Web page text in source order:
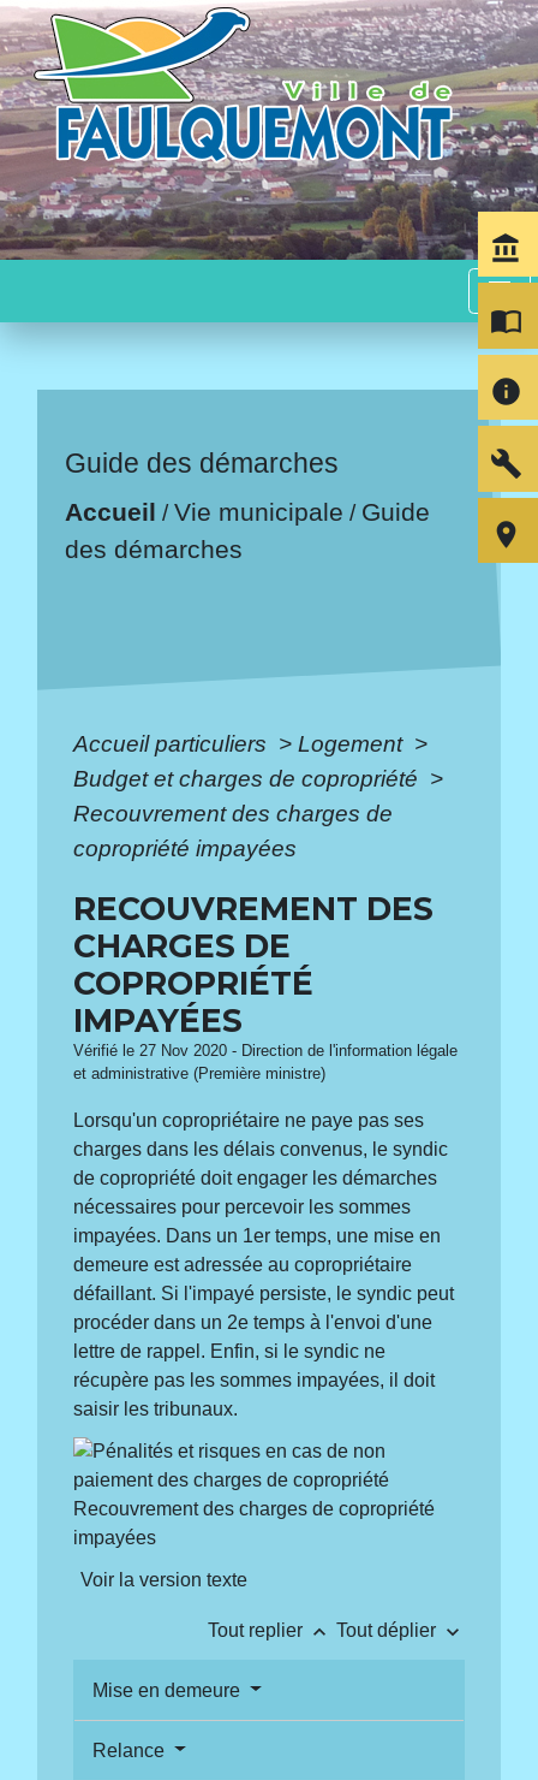
menu
Guide des démarches
Accueil /Vie municipale / Guide
des démarches
Accueil particuliers > Logement >
Budget et charges de copropriété >
Recouvrement des charges de
copropriété impayées
RECOUVREMENT DES
CHARGES DE
COPROPRIÉTÉ
IMPAYÉES
Vérifié le 27 Nov 2020 - Direction de l'information légale
et administrative (Première ministre)
Lorsqu'un copropriétaire ne paye pas ses
charges dans les délais convenus, le syndic
de copropriété doit engager les démarches
nécessaires pour percevoir les sommes
impayées. Dans un 1er temps, une mise en
demeure est adressée au copropriétaire
défaillant. Si l'impayé persiste, le syndic peut
procéder dans un 2e temps à l'envoi d'une
lettre de rappel. Enfin, si le syndic ne
récupère pas les sommes impayées, il doit
saisir les tribunaux.
Recouvrement des charges de copropriété
impayées
Voir la version texte
Tout replier keyboard_arrow_up Tout déplier keyboard_arrow_down
Mise en demeure
Relance
account_balance
import_contacts
info
build
room